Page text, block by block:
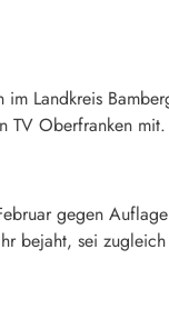
im Landkreis
TV Oberfranken mit.
gegen
bejaht, sei